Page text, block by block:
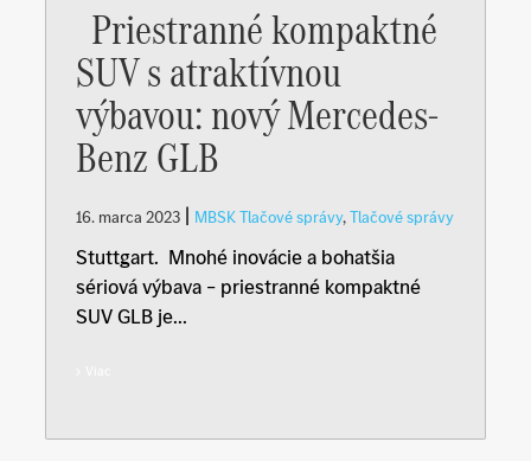
Priestranné kompaktné
SUV s atraktívnou
výbavou: nový Mercedes-
Benz GLB
16. marca 2023 | MBSK Tlačové správy,Tlačové správy
Stuttgart. Mnohé inovácie a bohatšia
sériová výbava – priestranné kompaktné
SUV GLB je...